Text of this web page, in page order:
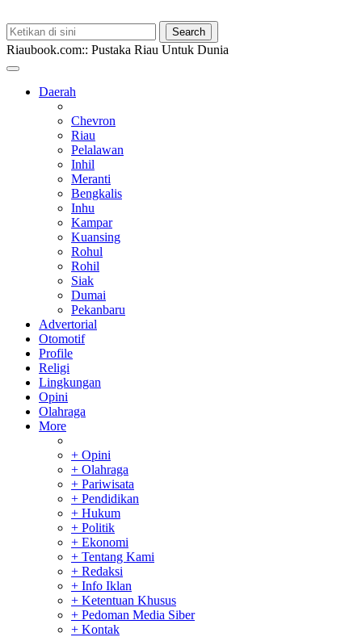
Riaubook.com:: Pustaka Riau Untuk Dunia
Daerah
Chevron
Riau
Pelalawan
Inhil
Meranti
Bengkalis
Inhu
Kampar
Kuansing
Rohul
Rohil
Siak
Dumai
Pekanbaru
Advertorial
Otomotif
Profile
Religi
Lingkungan
Opini
Olahraga
More
+ Opini
+ Olahraga
+ Pariwisata
+ Pendidikan
+ Hukum
+ Politik
+ Ekonomi
+ Tentang Kami
+ Redaksi
+ Info Iklan
+ Ketentuan Khusus
+ Pedoman Media Siber
+ Kontak